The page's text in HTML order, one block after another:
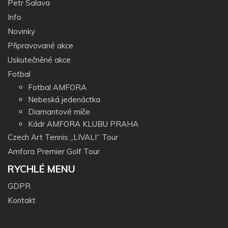
Petr Salava
Info
Novinky
Připravované akce
Uskutečněné akce
Fotbal
Fotbal AMFORA
Nebeská jedenáctka
Diamantové míče
Kádr AMFORA KLUBU PRAHA
Czech Art Tennis „LIVALI“ Tour
Amfora Premier Golf Tour
RYCHLÉ MENU
GDPR
Kontakt